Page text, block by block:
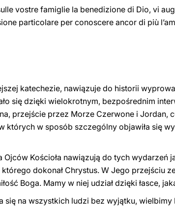
vostre famiglie la benedizione di Dio, vi
particolare per conoscere ancor di più
katechezie, nawiązuje do historii
się dzięki wielokrotnym, bezpośrednim
przejście przez Morze Czerwone i Jordan,
których w sposób szczególny objawiła się
Ojców Kościoła nawiązują do tych wydarzeń
dokonał Chrystus. W Jego przejściu
Boga. Mamy w niej udział dzięki łasce,
się na wszystkich ludzi bez wyjątku,